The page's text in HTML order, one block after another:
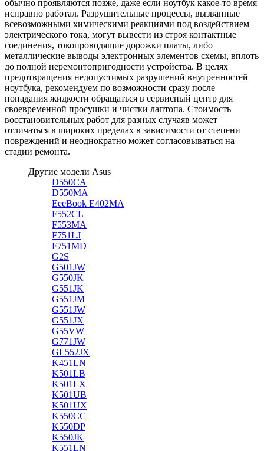
обычно проявляются позже, даже если ноутбук какое-то время
исправно работал. Разрушительные процессы, вызванные
всевозможными химическими реакциями под воздействием
электрического тока, могут вывести из строя контактные
соединения, токопроводящие дорожки платы, либо
металлические выводы электронных элементов схемы, вплоть
до полной неремонтопригодности устройства. В целях
предотвращения недопустимых разрушений внутренностей
ноутбука, рекомендуем по возможности сразу после
попадания жидкости обращаться в сервисный центр для
своевременной просушки и чистки лаптопа. Стоимость
восстановительных работ для разных случаяв может
отличаться в широких пределах в зависимости от степени
повреждений и неоднократно может согласовываться на
стадии ремонта.
Другие модели Asus
D550CA
D550MA
EeeBook E402MA
F552CL
F553MA
F751LJ
F751MD
G2S
G501JW
G550JK
G551JK
G551JM
G551JW
G551JX
G55VW
G771JW
GL552JX
K451LN
K501LB
K501LX
K501UB
K501UX
K550CC
K550DP
K550JK
K551LN